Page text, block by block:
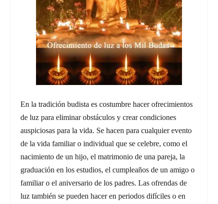
En la tradición budista es costumbre hacer ofrecimientos
de luz para eliminar obstáculos y crear condiciones
auspiciosas para la vida. Se hacen para cualquier evento
de la vida familiar o individual que se celebre, como el
nacimiento de un hijo, el matrimonio de una pareja, la
graduación en los estudios, el cumpleaños de un amigo o
familiar o el aniversario de los padres. Las ofrendas de
luz también se pueden hacer en periodos difíciles o en